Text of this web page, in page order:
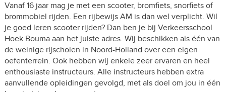
Vanaf 16 jaar mag je met een scooter, bromfiets, snorfiets of
brommobiel rijden. Een rijbewijs AM is dan wel verplicht. Wil
je goed leren scooter rijden? Dan ben je bij Verkeersschool
Hoek Bouma aan het juiste adres. Wij beschikken als één van
de weinige rijscholen in Noord-Holland over een eigen
oefenterrein. Ook hebben wij enkele zeer ervaren en heel
enthousiaste instructeurs. Alle instructeurs hebben extra
aanvullende opleidingen gevolgd, met als doel om jou in één